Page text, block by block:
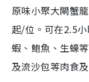
原味小聚大閘蟹
起/位。可在2.5
蝦、鮑魚、生蠔
及流沙包等肉食